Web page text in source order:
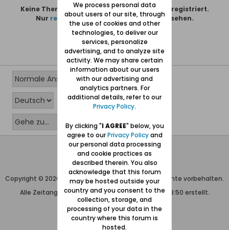
Keine Themen gefunden oder du bist nicht registriert.
Nur registrierte Benutzer können alles sehen.
Wolfgang Naujocks MMXXVI
Powered byvBulletin®
Copyright © 2026 MH Sub I, LLC dba vBulletin. Alle Rechte vorbehalten.
Alle Zeitangaben in WEZ+1. Die Seite wurde um 18:50 erstellt.
We process personal data
about users of our site, through
the use of cookies and other
technologies, to deliver our
services, personalize
advertising, and to analyze site
activity. We may share certain
information about our users
with our advertising and
analytics partners. For
additional details, refer to our
Privacy Policy.
By clicking "I AGREE" below, you
agree to ourPrivacy Policyand
our personal data processing
and cookie practices as
described therein. You also
acknowledge that this forum
may be hosted outside your
country and you consent to the
collection, storage, and
processing of your data in the
country where this forum is
hosted.